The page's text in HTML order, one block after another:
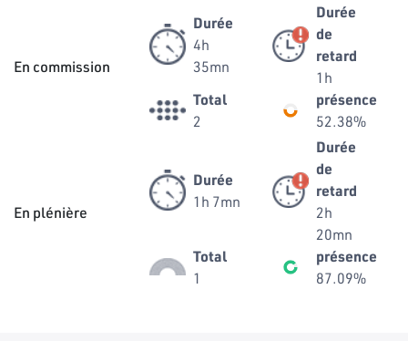
En commission
Durée
4h
35mn
Durée
de
retard
1h
Total
2
présence
52.38%
En plénière
Durée
1h 7mn
Durée
de
retard
2h
20mn
Total
1
présence
87.09%